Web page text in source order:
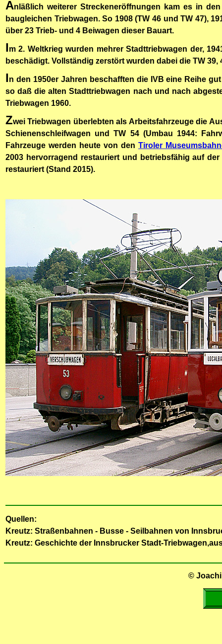
Anläßlich weiterer Streckeneröffnungen kam es in
baugleichen Triebwagen. So 1908 (TW 46 und TW 47),
über 23 Trieb- und 4 Beiwagen dieser Bauart.
Im 2. Weltkrieg wurden mehrer Stadttriebwagen der,
beschädigt. Vollständig zerstört wurden dabei die TW
In den 1950er Jahren beschafften die IVB eine Reihe
so daß die alten Stadttriebwagen nach und nach
Triebwagen 1960.
Zwei Triebwagen überlebten als Arbeitsfahrzeuge die
Schienenschleifwagen und TW 54 (Umbau 1944:
Fahrzeuge werden heute von den Tiroler
2003 hervorragend restauriert und betriebsfähig auf
restauriert (Stand 2015).
Quellen:
Kreutz: Straßenbahnen - Busse - Seilbahnen von
Kreutz: Geschichte der Innsbrucker Stadt-
©